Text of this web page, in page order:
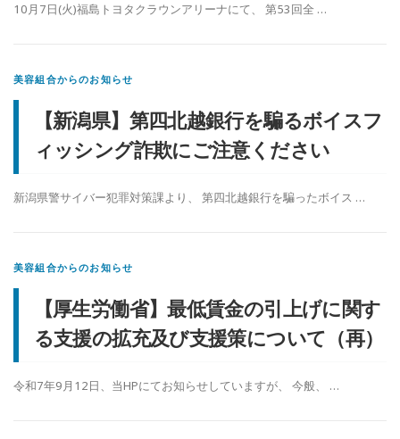
10月7日(火)福島トヨタクラウンアリーナにて、 第53回全 …
美容組合からのお知らせ
【新潟県】第四北越銀行を騙るボイスフ
ィッシング詐欺にご注意ください
新潟県警サイバー犯罪対策課より、 第四北越銀行を騙ったボイス …
美容組合からのお知らせ
【厚生労働省】最低賃金の引上げに関す
る支援の拡充及び支援策について（再）
令和7年9月12日、当HPにてお知らせしていますが、 今般、 …